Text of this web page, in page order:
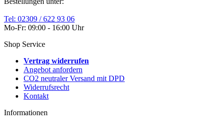
Tel: 02309 / 622 93 06
Mo-Fr: 09:00 - 16:00 Uhr
Shop Service
Vertrag widerrufen
Angebot anfordern
CO2 neutraler Versand mit DPD
Widerrufsrecht
Kontakt
Informationen